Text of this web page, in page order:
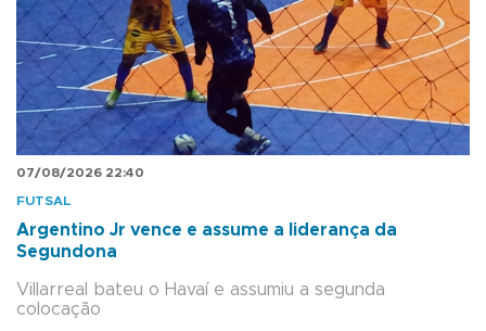
07/08/2026 22:40
FUTSAL
Argentino Jr vence e assume a liderança da
Segundona
Villarreal bateu o Havaí e assumiu a segunda
colocação